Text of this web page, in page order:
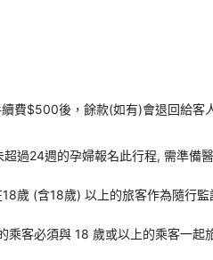
費$500後，餘款(如有)會退回給客
過24週的孕婦報名此行程, 需準備
歲 (含18歲) 以上的旅客作為隨行
客必須與 18 歲或以上的乘客一起